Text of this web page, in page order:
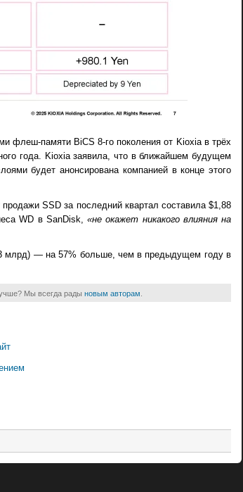
флеш-памяти BiCS 8-го поколения от Kioxia в трёх
года. Kioxia заявила, что в ближайшем будущем
будет анонсирована компанией в конце этого
SSD за последний квартал составила $1,88
WD в SanDisk,«не окажет никакого влияния на
млрд) — на 57​% больше, чем в предыдущем году в
Мы всегда рады новым авторам